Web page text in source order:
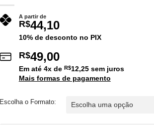
A partir de
R$44,10
10% de desconto no PIX
R$49,00
Em até 4x de R$12,25sem juros
Mais formas de pagamento
Escolha o Formato: